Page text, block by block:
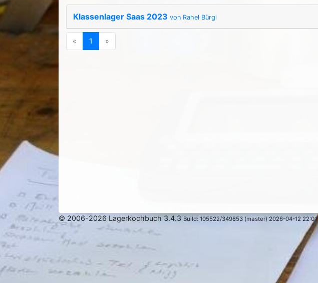
Klassenlager Saas 2023 von Rahel Bürgi
« Previous
1 (current)
»
© 2006-2026 Lagerkochbuch 3.4.3Build: 105522/349853 (master) 2026-04-12 22:01